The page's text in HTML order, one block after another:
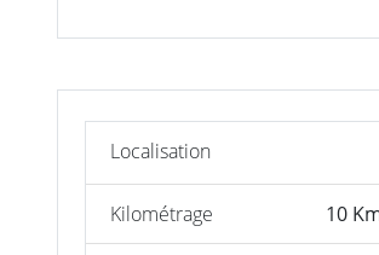
Localisation
Kilométrage 10